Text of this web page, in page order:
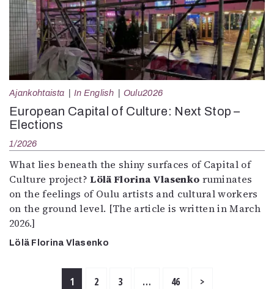
Ajankohtaista In English Oulu2026
European Capital of Culture: Next Stop –
Elections
1/2026
What lies beneath the shiny surfaces of Capital of
Culture project?Lölä Florina Vlasenko ruminates
on the feelings of Oulu artists and cultural workers
on the ground level. [The article is written in March
2026.]
Lölä Florina Vlasenko
1 2 3 … 46 >